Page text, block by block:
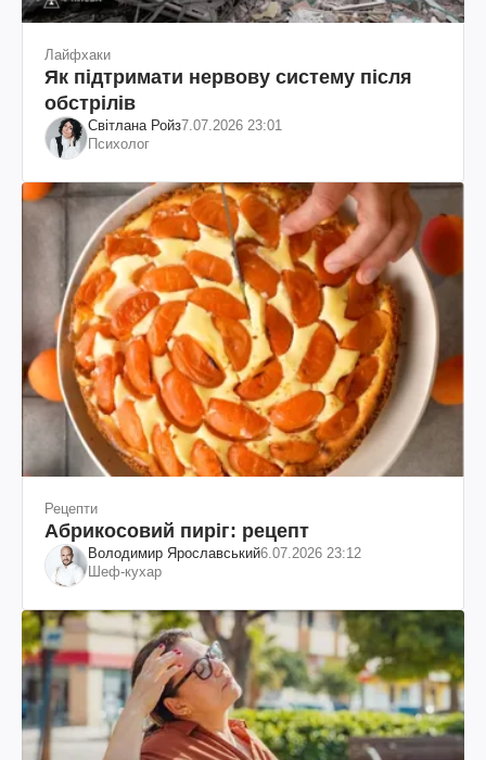
Лайфхаки
Як підтримати нервову систему після
обстрілів
Світлана Ройз7.07.2026 23:01
Психолог
Рецепти
Абрикосовий пиріг: рецепт
Володимир Ярославський6.07.2026 23:12
Шеф-кухар